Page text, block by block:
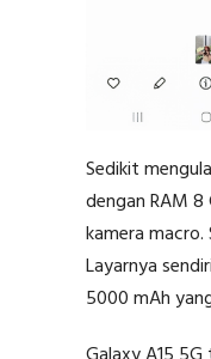
Sedikit
dengan RAM
kamera macro.
Layarnya
5000 mAh